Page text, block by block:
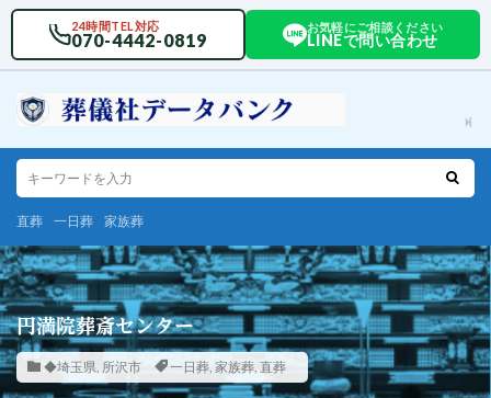
24時間TEL対応
070-4442-0819
お気軽にご相談ください
LINEで問い合わせ
直葬 一日葬 家族葬
円満院葬斎センター
◆埼玉県, 所沢市 一日葬, 家族葬, 直葬